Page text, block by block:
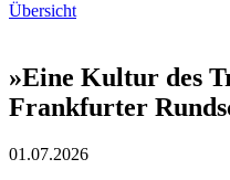
Übersicht
»Eine Kultur des
Frankfurter
01.07.2026